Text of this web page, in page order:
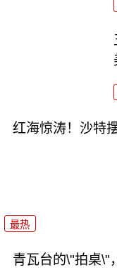
红海惊涛！沙特
最热
青瓦台的\"拍桌\"